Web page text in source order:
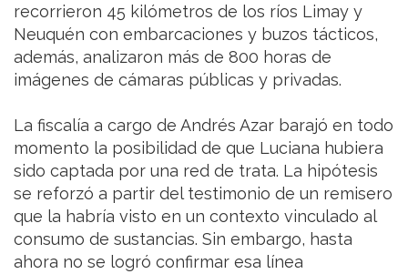
recorrieron 45 kilómetros de los ríos Limay y
Neuquén con embarcaciones y buzos tácticos,
además, analizaron más de 800 horas de
imágenes de cámaras públicas y privadas.
La fiscalía a cargo de Andrés Azar barajó en todo
momento la posibilidad de que Luciana hubiera
sido captada por una red de trata. La hipótesis
se reforzó a partir del testimonio de un remisero
que la habría visto en un contexto vinculado al
consumo de sustancias. Sin embargo, hasta
ahora no se logró confirmar esa línea